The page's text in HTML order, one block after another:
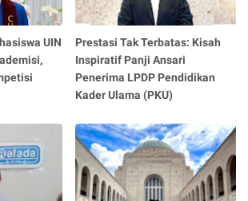
UIN
Prestasi Tak Terbatas: Kisah
Inspiratif Panji Ansari
Penerima LPDP Pendidikan
Kader Ulama (PKU)